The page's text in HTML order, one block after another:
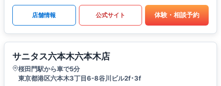
店舗情報 公式サイト 体験・相談予約
サニタス六本木六本木店
桜田門駅から車で5分
東京都港区六本木3丁目6-8谷川ビル2f･3f